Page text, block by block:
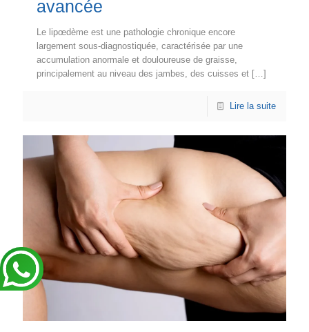
avancée
Le lipœdème est une pathologie chronique encore
largement sous-diagnostiquée, caractérisée par une
accumulation anormale et douloureuse de graisse,
principalement au niveau des jambes, des cuisses et […]
Lire la suite